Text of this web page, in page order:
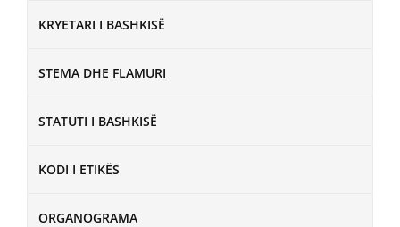
KRYETARI I BASHKISË
STEMA DHE FLAMURI
STATUTI I BASHKISË
KODI I ETIKËS
ORGANOGRAMA